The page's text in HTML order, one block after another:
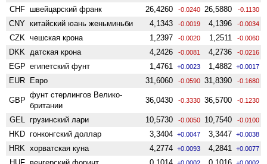
CHF швейцарский франк 26,4260 -0.0240 26,5880 -0.1130
CNY китайский юань женьминьби 4,1343 -0.0019 4,1396 -0.0034
CZK чешская крона 1,2397 -0.0020 1,2511 -0.0060
DKK датская крона 4,2426 -0.0081 4,2736 -0.0216
EGP египетский фунт 1,4761 +0.0023 1,4882 +0.0017
EUR Евро 31,6060 -0.0590 31,8390 -0.1680
GBP
фунт стерлингов Велико­
британии
36,0430 -0.3330 36,5700 -0.1230
GEL грузинский лари 10,5730 -0.0050 10,7540 -0.0100
HKD гонконгский доллар 3,3404 +0.0047 3,3447 +0.0038
HRK хорватская куна 4,2774 +0.0093 4,2841 +0.0077